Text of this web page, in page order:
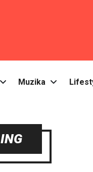
Muzika